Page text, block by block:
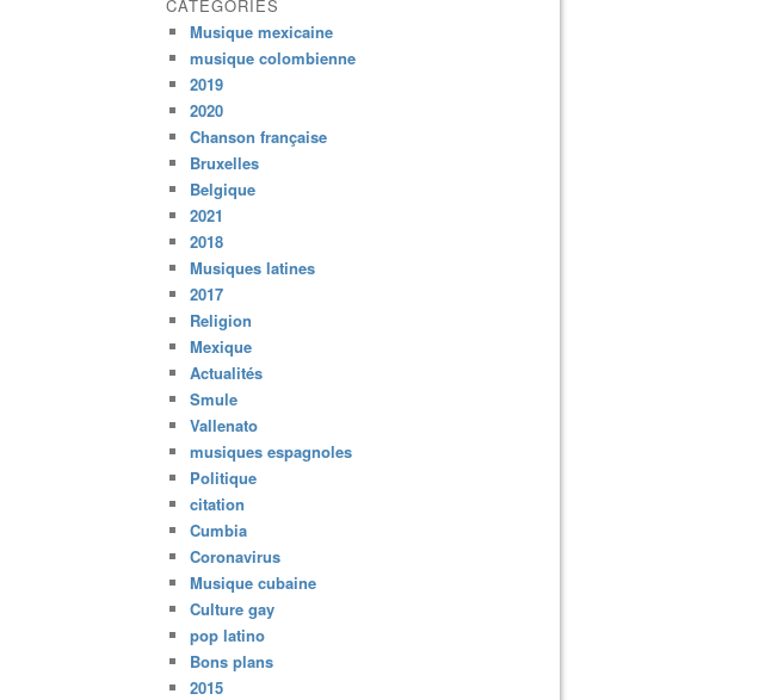
CATÉGORIES
Musique mexicaine
musique colombienne
2019
2020
Chanson française
Bruxelles
Belgique
2021
2018
Musiques latines
2017
Religion
Mexique
Actualités
Smule
Vallenato
musiques espagnoles
Politique
citation
Cumbia
Coronavirus
Musique cubaine
Culture gay
pop latino
Bons plans
2015